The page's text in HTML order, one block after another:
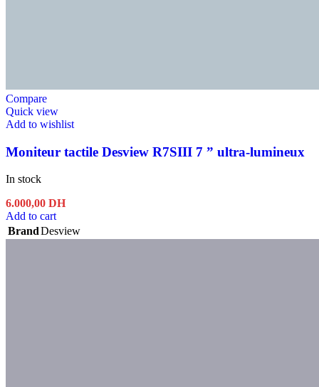
Compare
Quick view
Add to wishlist
Moniteur tactile Desview R7SIII 7 ” ultra‑lumineux
In stock
6.000,00 DH
Add to cart
BrandDesview